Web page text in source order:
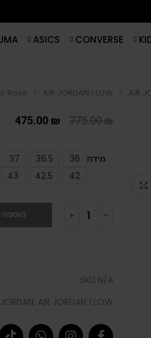
CONVERSE
ASICS
AIR
AIR JORDAN 1 LOW
Rose
775.00₪
475.00 ₪
מידה 36
36.5
37
42
42.5
43
הוספה
SKU N/A
, AIR JORDAN 1 LOW